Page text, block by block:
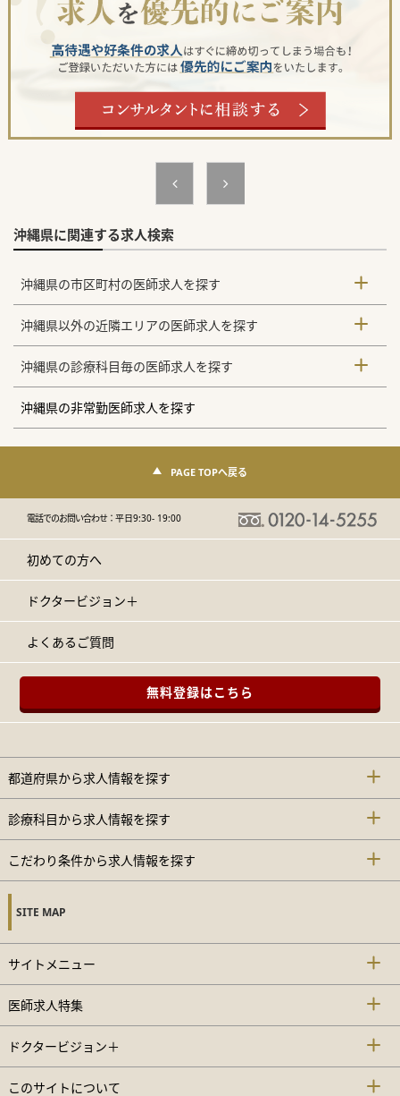
沖縄県に関連する求人検索
沖縄県の市区町村の医師求人を探す
沖縄県以外の近隣エリアの医師求人を探す
沖縄県の診療科目毎の医師求人を探す
沖縄県の非常勤医師求人を探す
PAGE TOPへ戻る
電話でのお問い合わせ：平日9:30- 19:00
初めての方へ
ドクタービジョン＋
よくあるご質問
無料登録はこちら
都道府県から求人情報を探す
診療科目から求人情報を探す
こだわり条件から求人情報を探す
SITE MAP
サイトメニュー
医師求人特集
ドクタービジョン＋
このサイトについて